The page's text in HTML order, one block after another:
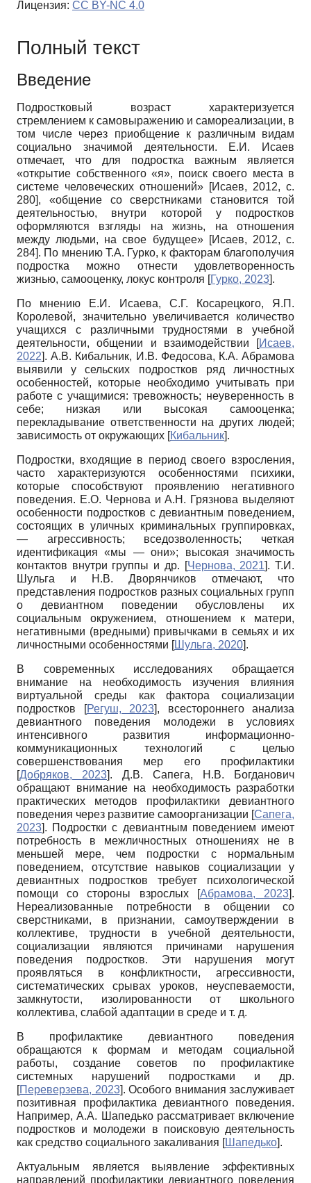
Лицензия: CC BY-NC 4.0
Полный текст
Введение
Подростковый возраст характеризуется
стремлением к самовыражению и самореализации, в
том числе через приобщение к различным видам
социально значимой деятельности. Е.И. Исаев
отмечает, что для подростка важным является
«открытие собственного «я», поиск своего места в
системе человеческих отношений» [Исаев, 2012, с.
280], «общение со сверстниками становится той
деятельностью, внутри которой у подростков
оформляются взгляды на жизнь, на отношения
между людьми, на свое будущее» [Исаев, 2012, с.
284]. По мнению Т.А. Гурко, к факторам благополучия
подростка можно отнести удовлетворенность
жизнью, самооценку, локус контроля [Гурко, 2023].
По мнению Е.И. Исаева, С.Г. Косарецкого, Я.П.
Королевой, значительно увеличивается количество
учащихся с различными трудностями в учебной
деятельности, общении и взаимодействии
[Исаев,
2022]. А.В. Кибальник, И.В. Федосова, К.А. Абрамова
выявили у сельских подростков ряд личностных
особенностей, которые необходимо учитывать при
работе с учащимися: тревожность; неуверенность в
себе; низкая или высокая самооценка;
перекладывание ответственности на других людей;
зависимость от окружающих [Кибальник].
Подростки, входящие в период своего взросления,
часто характеризуются особенностями психики,
которые способствуют проявлению негативного
поведения. Е.О. Чернова и А.Н. Грязнова выделяют
особенности подростков с девиантным поведением,
состоящих в уличных криминальных группировках,
— агрессивность; вседозволенность; четкая
идентификация «мы — они»; высокая значимость
контактов внутри группы и др. [Чернова, 2021]. Т.И.
Шульга и Н.В. Дворянчиков отмечают, что
представления подростков разных социальных групп
о девиантном поведении обусловлены их
социальным окружением, отношением к матери,
негативными (вредными) привычками в семьях и их
личностными особенностями [Шульга, 2020].
В современных исследованиях обращается
внимание на необходимость изучения влияния
виртуальной среды как фактора социализации
подростков
[Регуш, 2023], всестороннего анализа
девиантного поведения молодежи в условиях
интенсивного развития информационно-
коммуникационных технологий с целью
совершенствования мер его профилактики
[Добряков, 2023]. Д.В. Сапега, Н.В. Богданович
обращают внимание на необходимость разработки
практических методов профилактики девиантного
поведения через развитие самоорганизации [Сапега,
2023]. Подростки с девиантным поведением имеют
потребность в межличностных отношениях не в
меньшей мере, чем подростки с нормальным
поведением, отсутствие навыков социализации у
девиантных подростков требует психологической
помощи со стороны взрослых
[Абрамова, 2023].
Нереализованные потребности в общении со
сверстниками, в признании, самоутверждении в
коллективе, трудности в учебной деятельности,
социализации являются причинами нарушения
поведения подростков. Эти нарушения могут
проявляться в конфликтности, агрессивности,
систематических срывах уроков, неуспеваемости,
замкнутости, изолированности от школьного
коллектива, слабой адаптации в среде и т. д.
В профилактике девиантного поведения
обращаются к формам и методам социальной
работы, создание советов по профилактике
системных нарушений подростками и др.
[Переверзева, 2023]. Особого внимания заслуживает
позитивная профилактика девиантного поведения.
Например, А.А. Шапедько рассматривает включение
подростков и молодежи в поисковую деятельность
как средство социального закаливания [Шапедько].
Актуальным является выявление эффективных
направлений профилактики девиантного поведения